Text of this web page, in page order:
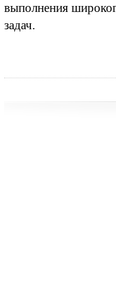
выполнения
задач.